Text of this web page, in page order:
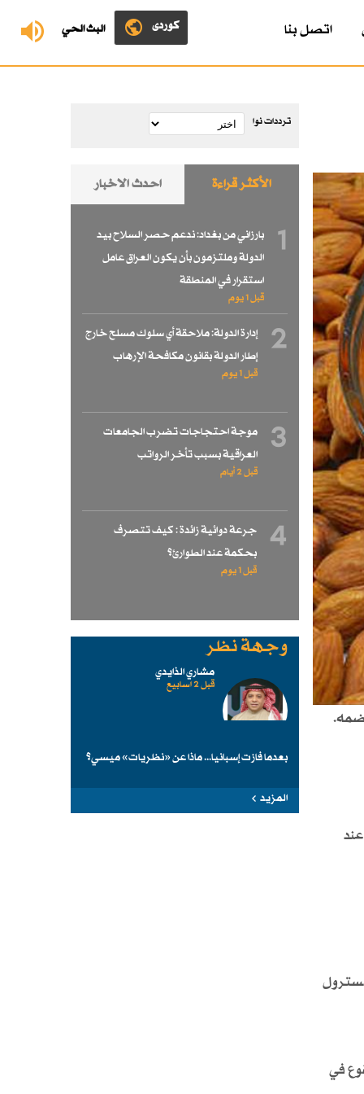
البث الحي کوردی اتصل بنا
في
ترددات نوا
الأكثر قراءة احدث الاخبار
1
بارزاني من بغداد: ندعم حصر السلاح بيد
الدولة وملتزمون بأن يكون العراق عامل
استقرار في المنطقة
قبل 1 یوم
2
إدارة الدولة: ملاحقة أي سلوك مسلح خارج
إطار الدولة بقانون مكافحة الإرهاب
قبل 1 یوم
3
موجة احتجاجات تضرب الجامعات
العراقية بسبب تأخر الرواتب
قبل 2 أيام
4
جرعة دوائية زائدة : كيف تتصرف
بحكمة عند الطوارئ؟
قبل 1 یوم
وجهة نظر
مشاري الذايدي
قبل 2 اسابیع
بعدما فازت إسبانيا... ماذا عن «نظريات» ميسي؟
المزيد